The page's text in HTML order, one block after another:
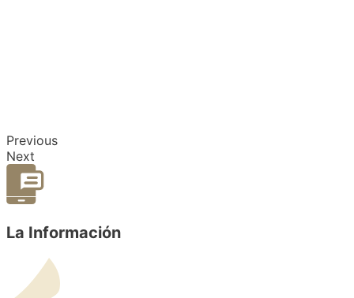
Previous
Next
La Información